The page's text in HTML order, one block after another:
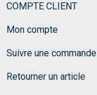
COMPTE CLIENT
Mon compte
Suivre une commande
Retourner un article